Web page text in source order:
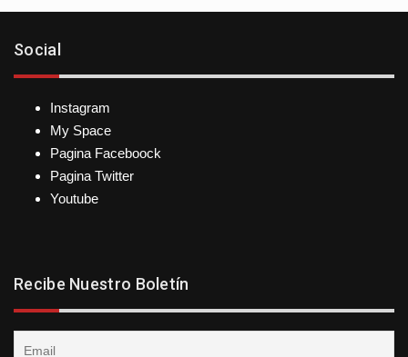
Social
Instagram
My Space
Pagina Faceboock
Pagina Twitter
Youtube
Recibe Nuestro Boletín